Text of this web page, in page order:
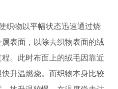
织物以平幅状态迅速通过烧
表面，以除去织物表面的绒
。此时布面上的绒毛因靠近
升温燃烧。而织物本身比较